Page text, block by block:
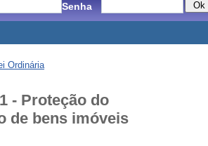
Senha
Ordinária
- Proteção do
de bens imóveis